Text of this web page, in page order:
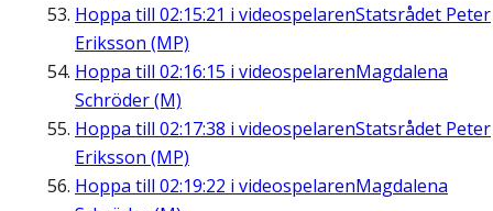
Hoppa till 02:15:21 i videospelarenStatsrådet Peter
Eriksson (MP)
Hoppa till 02:16:15 i videospelarenMagdalena
Schröder (M)
Hoppa till 02:17:38 i videospelarenStatsrådet Peter
Eriksson (MP)
Hoppa till 02:19:22 i videospelarenMagdalena